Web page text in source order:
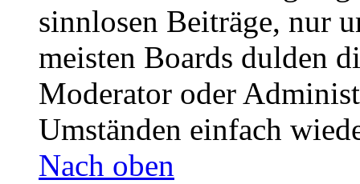
sinnlosen Beiträge, nur
meisten Boards dulden
Moderator oder
Umständen einfach
Nach oben